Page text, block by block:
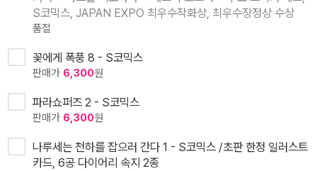
S코믹스, JAPAN EXPO 최우수작화상, 최우수장정상 수상
품절
꽃에게 폭풍 8 - S코믹스
판매가 6,300원
파라쇼퍼즈 2 - S코믹스
판매가 6,300원
나루세는 천하를 잡으러 간다 1 - S코믹스 /초판 한정 일러스트
카드, 6공 다이어리 속지 2종